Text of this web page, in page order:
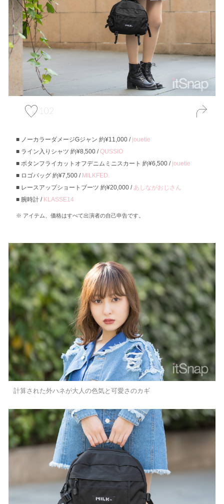
102
ノーカラーダメージGジャン 約¥11,000 / jouetie
ライン入りシャツ 約¥8,500 /QUSSIO
ボタンフライカットオフデニムミニスカート 約¥6,500 / jouetie
ロゴバッグ 約¥7,500 / MILKFED.
レースアップショートブーツ 約¥20,000 / あしながおじさん
腕時計 / KLASSE14
アイテム、価格はすべて出演者の自己申告です。
計算された外ハネが大人の色気と可愛さのカギ